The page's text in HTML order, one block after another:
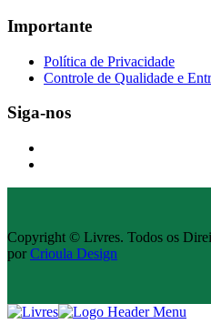
Importante
Política de Privacidade
Controle de Qualidade e
Siga-nos
Copyright © Livres. Todos os
por Crioula Design